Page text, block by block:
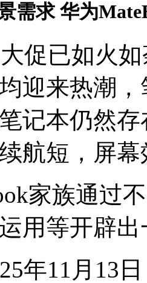
需求 华为
促已如火
迎来热潮
记本仍然
航短，屏
家族通过
用等开辟出
年11月13